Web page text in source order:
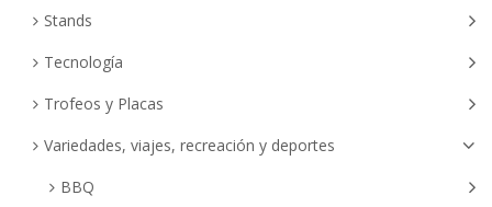
Stands
Tecnología
Trofeos y Placas
Variedades, viajes, recreación y deportes
BBQ